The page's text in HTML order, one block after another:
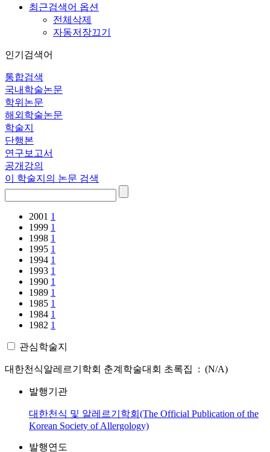
최근검색어 옵션
전체삭제
자동저장끄기
인기검색어
통합검색
국내학술논문
학위논문
해외학술논문
학술지
단행본
연구보고서
공개강의
이 학술지의 논문 검색
2001 1
1999 1
1998 1
1995 1
1994 1
1993 1
1990 1
1989 1
1985 1
1984 1
1982 1
관심학술지
대한천식알레르기학회 춘계학술대회 초록집 : (N/A)
발행기관
대한천식 및 알레르기학회(The Official Publication of the
Korean Society of Allergology)
발행연도